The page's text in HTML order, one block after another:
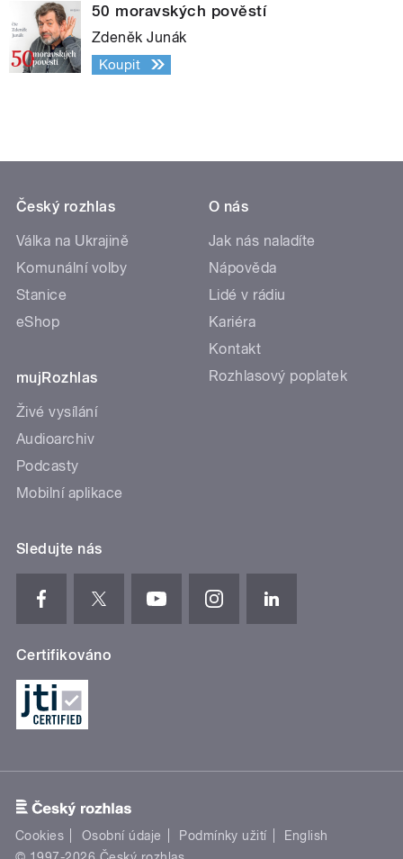
50 moravských pověstí
Zdeněk Junák
Koupit
Český rozhlas
Válka na Ukrajině
Komunální volby
Stanice
eShop
mujRozhlas
Živé vysílání
Audioarchiv
Podcasty
Mobilní aplikace
O nás
Jak nás naladíte
Nápověda
Lidé v rádiu
Kariéra
Kontakt
Rozhlasový poplatek
Sledujte nás
Certifikováno
Cookies Osobní údaje Podmínky užití
English